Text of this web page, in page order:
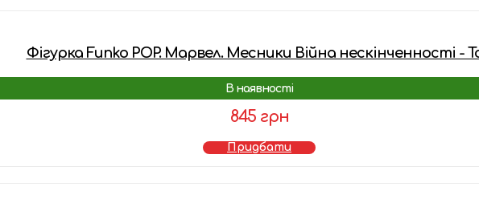
Фігурка Funko POP. Марвел. Месники Війна нескінченності -
В наявності
845 грн
Придбати